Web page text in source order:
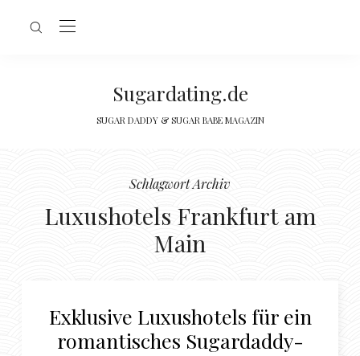
Sugardating.de
SUGAR DADDY & SUGAR BABE MAGAZIN
Schlagwort Archiv
Luxushotels Frankfurt am
Main
Exklusive Luxushotels für ein
romantisches Sugardaddy-